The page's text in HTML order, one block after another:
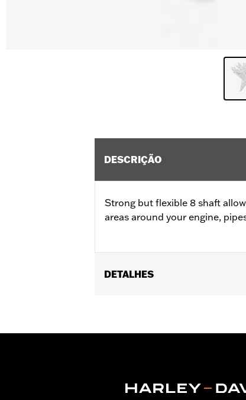
DESCRIÇÃO
Strong but flexible 8 shaft
areas around your engine,
DETALHES
Sold In Units:Each